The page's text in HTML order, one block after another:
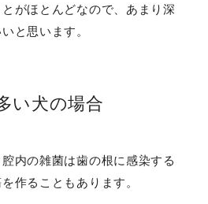
がほとんどなので、あまり深
と思います。
い犬の場合
内の雑菌は歯の根に感染する
作ることもあります。